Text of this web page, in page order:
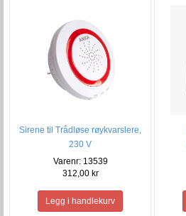
Sirene til Trådløse røykvarslere,
230 V
Varenr: 13539
312,00 kr